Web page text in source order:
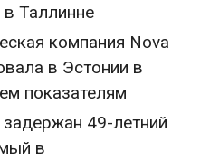
в Таллинне
компания Nova
в Эстонии в
показателям
49-летний
в